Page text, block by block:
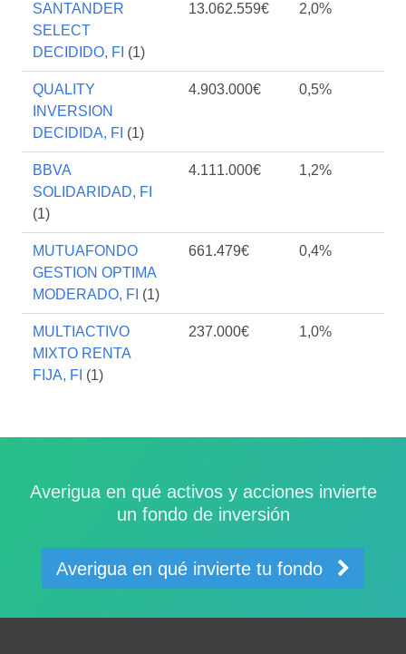
SANTANDER
SELECT
DECIDIDO, FI (1)
13.062.559€ 2,0%
QUALITY
INVERSION
DECIDIDA, FI (1)
4.903.000€ 0,5%
BBVA
SOLIDARIDAD, FI
(1)
4.111.000€ 1,2%
MUTUAFONDO
GESTION OPTIMA
MODERADO, FI (1)
661.479€ 0,4%
MULTIACTIVO
MIXTO RENTA
FIJA, FI (1)
237.000€ 1,0%
Averigua en qué activos y acciones invierte
un fondo de inversión
Averigua en qué invierte tu fondo